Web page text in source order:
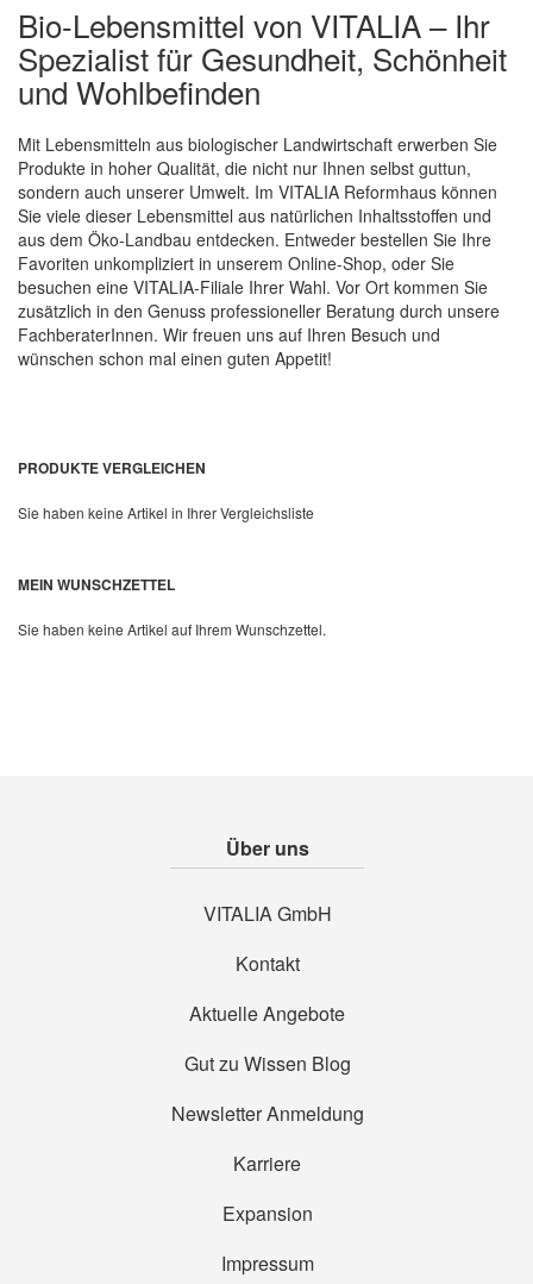
Bio-Lebensmittel von VITALIA – Ihr
Spezialist für Gesundheit, Schönheit
und Wohlbefinden
Mit Lebensmitteln aus biologischer Landwirtschaft erwerben Sie
Produkte in hoher Qualität, die nicht nur Ihnen selbst guttun,
sondern auch unserer Umwelt. Im VITALIA Reformhaus können
Sie viele dieser Lebensmittel aus natürlichen Inhaltsstoffen und
aus dem Öko-Landbau entdecken. Entweder bestellen Sie Ihre
Favoriten unkompliziert in unserem Online-Shop, oder Sie
besuchen eine VITALIA-Filiale Ihrer Wahl. Vor Ort kommen Sie
zusätzlich in den Genuss professioneller Beratung durch unsere
FachberaterInnen. Wir freuen uns auf Ihren Besuch und
wünschen schon mal einen guten Appetit!
PRODUKTE VERGLEICHEN
Sie haben keine Artikel in Ihrer Vergleichsliste
MEIN WUNSCHZETTEL
Sie haben keine Artikel auf Ihrem Wunschzettel.
Über uns
VITALIA GmbH
Kontakt
Aktuelle Angebote
Gut zu Wissen Blog
Newsletter Anmeldung
Karriere
Expansion
Impressum